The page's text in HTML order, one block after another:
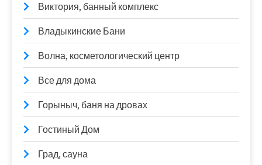
Виктория, банный комплекс
Владыкинские Бани
Волна, косметологический центр
Все для дома
Горыныч, баня на дровах
Гостиный Дом
Град, сауна